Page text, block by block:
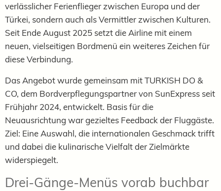
verlässlicher Ferienflieger zwischen Europa und der
Türkei, sondern auch als Vermittler zwischen Kulturen.
Seit Ende August 2025 setzt die Airline mit einem
neuen, vielseitigen Bordmenü ein weiteres Zeichen für
diese Verbindung.
Das Angebot wurde gemeinsam mit TURKISH DO &
CO, dem Bordverpflegungspartner von SunExpress seit
Frühjahr 2024, entwickelt. Basis für die
Neuausrichtung war gezieltes Feedback der Fluggäste.
Ziel: Eine Auswahl, die internationalen Geschmack trifft
und dabei die kulinarische Vielfalt der Zielmärkte
widerspiegelt.
Drei-Gänge-Menüs vorab buchbar